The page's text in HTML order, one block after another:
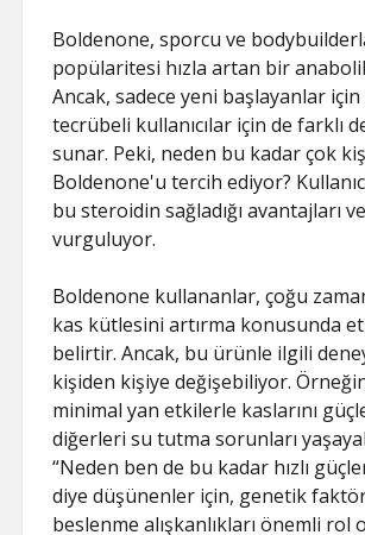
Boldenone, sporcu ve
popülaritesi hızla artan bir
Ancak, sadece yeni başlayanlar için
tecrübeli kullanıcılar için de farklı
sunar. Peki, neden bu kadar çok
Boldenone'u tercih ediyor?
bu steroidin sağladığı avantajları
vurguluyor.
Boldenone kullananlar, çoğu
kas kütlesini artırma konusunda
belirtir. Ancak, bu ürünle ilgili
kişiden kişiye değişebiliyor.
minimal yan etkilerle kaslarını
diğerleri su tutma sorunları
“Neden ben de bu kadar hızlı
diye düşünenler için, genetik
beslenme alışkanlıkları önemli rol